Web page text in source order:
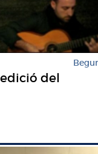
Begur
del